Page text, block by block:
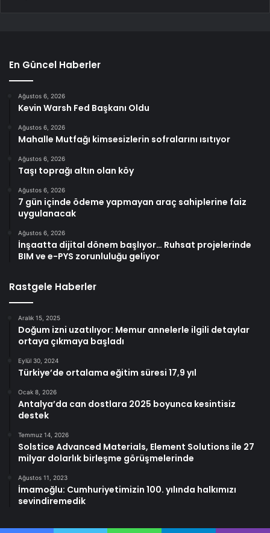
En Güncel Haberler
Ağustos 6, 2026
Kevin Warsh Fed Başkanı Oldu
Ağustos 6, 2026
Mahalle Mutfağı kimsesizlerin sofralarını ısıtıyor
Ağustos 6, 2026
Taşı toprağı altın olan köy
Ağustos 6, 2026
7 gün içinde ödeme yapmayan araç sahiplerine faiz
uygulanacak
Ağustos 6, 2026
İnşaatta dijital dönem başlıyor… Ruhsat projelerinde
BIM ve e-PYS zorunluluğu geliyor
Rastgele Haberler
Aralık 15, 2025
Doğum izni uzatılıyor: Memur annelerle ilgili detaylar
ortaya çıkmaya başladı
Eylül 30, 2024
Türkiye’de ortalama eğitim süresi 17,9 yıl
Ocak 8, 2026
Antalya’da can dostlara 2025 boyunca kesintisiz
destek
Temmuz 14, 2026
Solstice Advanced Materials, Element Solutions ile 27
milyar dolarlık birleşme görüşmelerinde
Ağustos 11, 2023
İmamoğlu: Cumhuriyetimizin 100. yılında halkımızı
sevindiremedik